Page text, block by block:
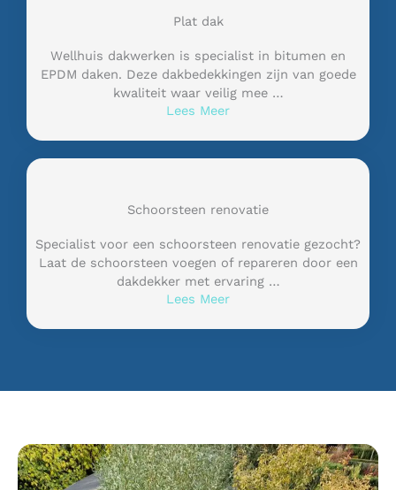
Plat dak
Wellhuis dakwerken is specialist in bitumen en
EPDM daken. Deze dakbedekkingen zijn van goede
kwaliteit waar veilig mee …
Lees Meer
Schoorsteen renovatie
Specialist voor een schoorsteen renovatie gezocht?
Laat de schoorsteen voegen of repareren door een
dakdekker met ervaring …
Lees Meer